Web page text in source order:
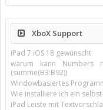
XboX Support
iPad 7 iOS 18 gewünscht
warum kann Numbers
(summe(B3:B92))
Windowbasiertes
Wie installiere ich ein
iPad Leiste mit